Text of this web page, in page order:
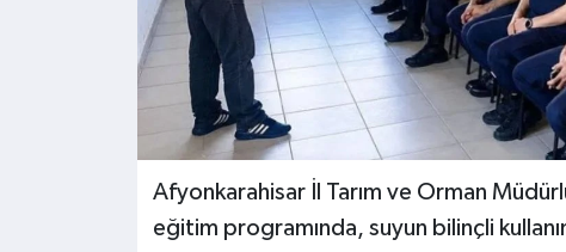
Afyonkarahisar İl Tarım ve Orman
eğitim programında, suyun bilinçli